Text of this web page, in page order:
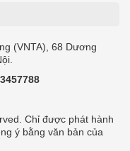
(VNTA), 68 Dương
Chỉ được phát hành
ý bằng văn bản của